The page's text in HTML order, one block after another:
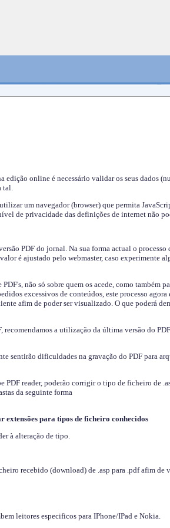
edição online é necessário validar os seus dados
tal.
um navegador (browser) que permita
de privacidade das definições de internet não
PDF do jornal. Na sua forma actual o processo
é ajustado pelo webmaster, caso experimente
não só sobre quem os acede, como também
excessivos de conteúdos, este processo
afim de poder ser visualizado. O que poderá
a utilização da última versão do
sentirão dificuldades na gravação do PDF para
PDF reader, poderão corrigir o tipo de ficheiro de
da seguinte forma
extensões para tipos de ficheiro conhecidos
à alteração de tipo.
recebido (download) de .asp para .pdf afim de
leitores especificos para IPhone/IPad e Nokia.